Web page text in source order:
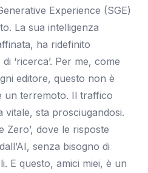
Experience (SGE)
La sua intelligenza
ha ridefinito
‘ricerca’. Per me, come
editore, questo non è
un terremoto. Il traffico
sta prosciugandosi.
Zero’, dove le risposte
senza bisogno di
E questo, amici miei, è un